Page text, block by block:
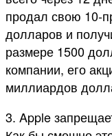
продал свою 10-
долларов и
размере 1500
компании, его
миллиардов
3. Apple